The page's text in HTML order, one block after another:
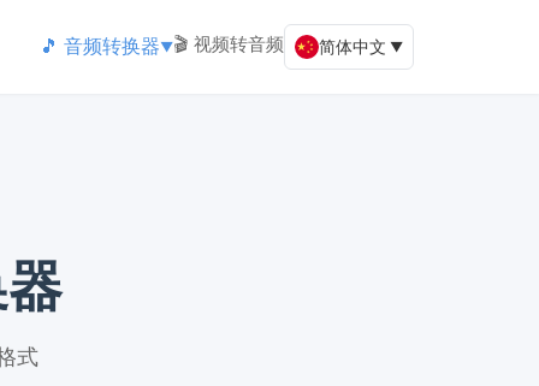
🎵 音频转换器▼🎬 视频转音频 简体中文 ▼
式